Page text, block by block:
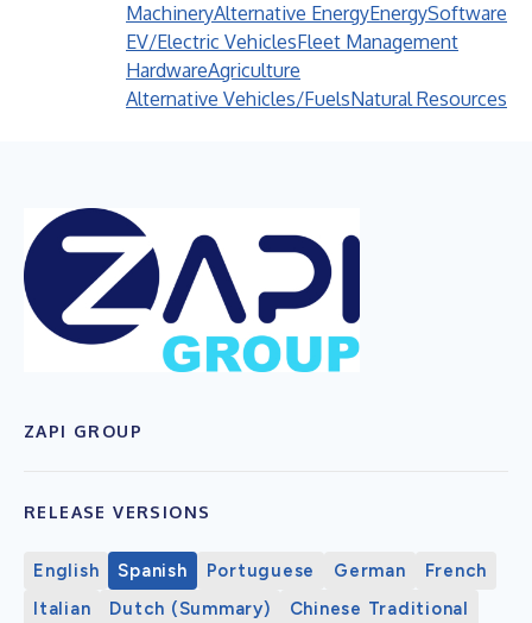
MachineryAlternative EnergyEnergySoftware
EV/Electric VehiclesFleet Management
HardwareAgriculture
Alternative Vehicles/FuelsNatural Resources
ZAPI GROUP
RELEASE VERSIONS
English Spanish Portuguese German
French
Italian
Dutch (Summary)
Chinese Traditional